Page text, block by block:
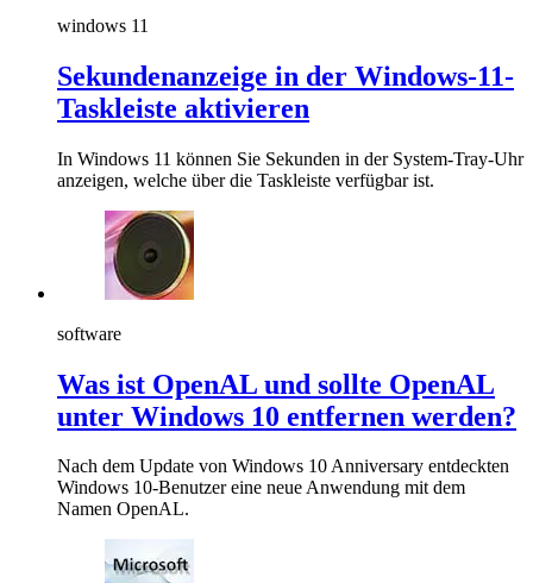
windows 11
Sekundenanzeige in der Windows-11-
Taskleiste aktivieren
In Windows 11 können Sie Sekunden in der System-Tray-Uhr
anzeigen, welche über die Taskleiste verfügbar ist.
software
Was ist OpenAL und sollte OpenAL
unter Windows 10 entfernen werden?
Nach dem Update von Windows 10 Anniversary entdeckten
Windows 10-Benutzer eine neue Anwendung mit dem
Namen OpenAL.